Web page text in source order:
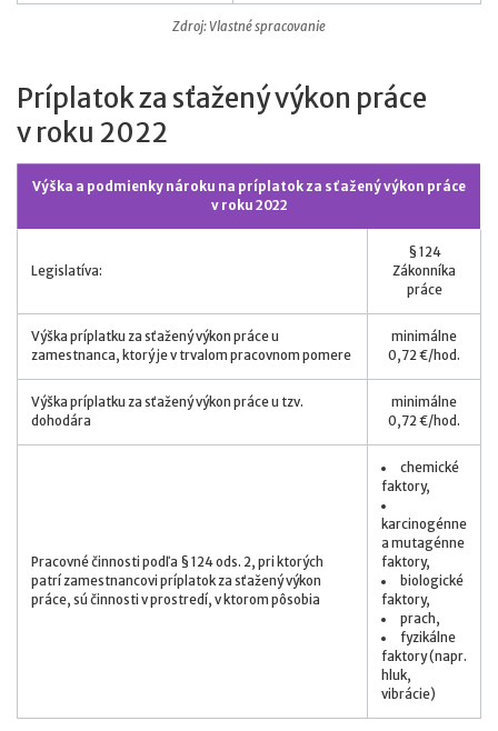
Zdroj: Vlastné spracovanie
Príplatok za sťažený výkon práce
v roku 2022
Výška a podmienky nároku na príplatok za sťažený výkon práce
v roku 2022
Legislatíva:
§ 124
Zákonníka
práce
Výška príplatku za sťažený výkon práce u
zamestnanca, ktorý je v trvalom pracovnom pomere
minimálne
0,72 €/hod.
Výška príplatku za sťažený výkon práce u tzv.
dohodára
minimálne
0,72 €/hod.
Pracovné činnosti podľa § 124 ods. 2, pri ktorých
patrí zamestnancovi príplatok za sťažený výkon
práce, sú činnosti v prostredí, v ktorom pôsobia
chemické
faktory,
karcinogénne
a mutagénne
faktory,
biologické
faktory,
prach,
fyzikálne
faktory (napr.
hluk,
vibrácie)